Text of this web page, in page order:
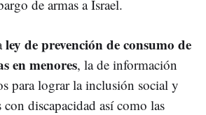
de armas a Israel.
ley de prevención de consumo de
en menores, la de información
para lograr la inclusión social y
discapacidad así como las